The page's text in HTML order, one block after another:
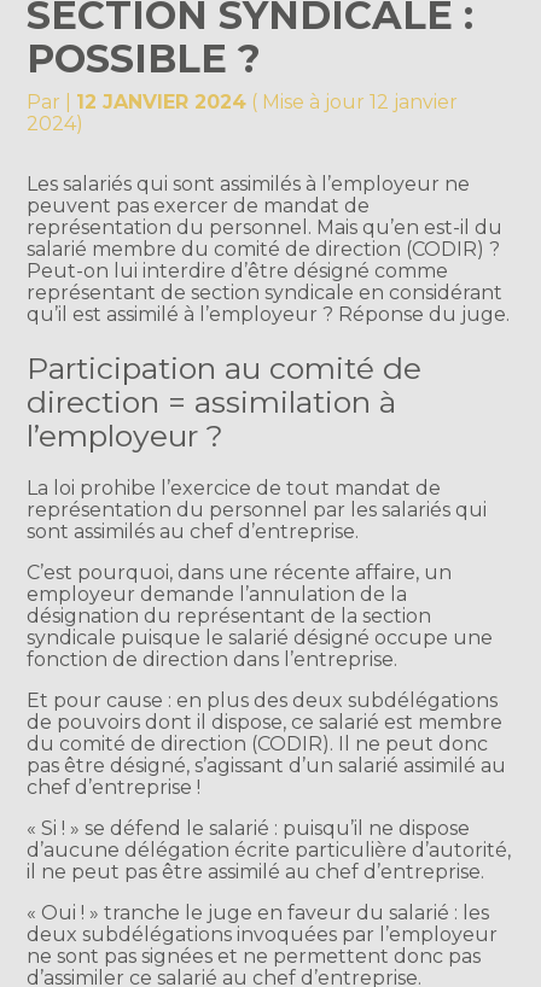
SECTION SYNDICALE :
POSSIBLE ?
Par 12 JANVIER 2024 ( Mise à jour 12 janvier
2024)
Les salariés qui sont assimilés à l’employeur ne
peuvent pas exercer de mandat de
représentation du personnel. Mais qu’en est-il du
salarié membre du comité de direction (CODIR) ?
Peut-on lui interdire d’être désigné comme
représentant de section syndicale en considérant
qu’il est assimilé à l’employeur ? Réponse du juge.
Participation au comité de
direction = assimilation à
l’employeur ?
La loi prohibe l’exercice de tout mandat de
représentation du personnel par les salariés qui
sont assimilés au chef d’entreprise.
C’est pourquoi, dans une récente affaire, un
employeur demande l’annulation de la
désignation du représentant de la section
syndicale puisque le salarié désigné occupe une
fonction de direction dans l’entreprise.
Et pour cause : en plus des deux subdélégations
de pouvoirs dont il dispose, ce salarié est membre
du comité de direction (CODIR). Il ne peut donc
pas être désigné, s’agissant d’un salarié assimilé au
chef d’entreprise !
« Si ! » se défend le salarié : puisqu’il ne dispose
d’aucune délégation écrite particulière d’autorité,
il ne peut pas être assimilé au chef d’entreprise.
« Oui ! » tranche le juge en faveur du salarié : les
deux subdélégations invoquées par l’employeur
ne sont pas signées et ne permettent donc pas
d’assimiler ce salarié au chef d’entreprise.